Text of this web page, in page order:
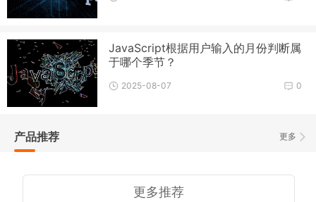
JavaScript根据用户输入的月份判断属
于哪个季节？
0
2025-08-07
更多
产品推荐
更多推荐